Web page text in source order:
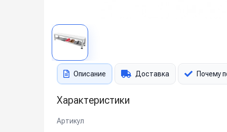
Описание Доставка Почему
Характеристики
Артикул